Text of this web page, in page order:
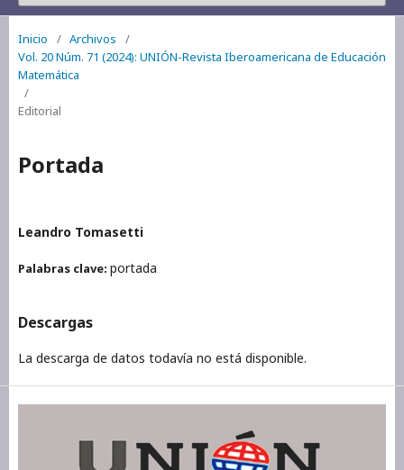
Inicio / Archivos
/
Vol. 20 Núm. 71 (2024): UNIÓN-Revista Iberoamericana de Educación
Matemática
/
Editorial
Portada
Leandro Tomasetti
Palabras clave: portada
Descargas
La descarga de datos todavía no está disponible.